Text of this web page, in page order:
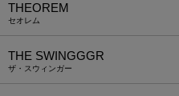
THEOREM
セオレム
THE SWINGGGR
ザ・スウィンガー